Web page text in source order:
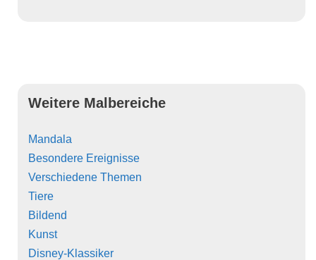
Weitere Malbereiche
Mandala
Besondere Ereignisse
Verschiedene Themen
Tiere
Bildend
Kunst
Disney-Klassiker